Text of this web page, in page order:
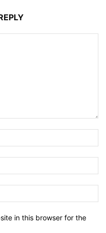
in this browser for the